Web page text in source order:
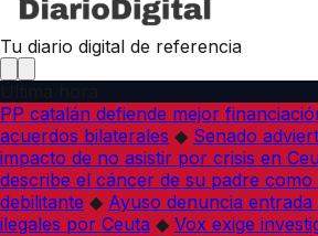
Tu diario digital de referencia
PP catalán defiende mejor
acuerdos bilaterales ◆ Senado
impacto de no asistir por crisis en
describe el cáncer de su padre
debilitante ◆ Ayuso denuncia
ilegales por Ceuta ◆ Vox exige